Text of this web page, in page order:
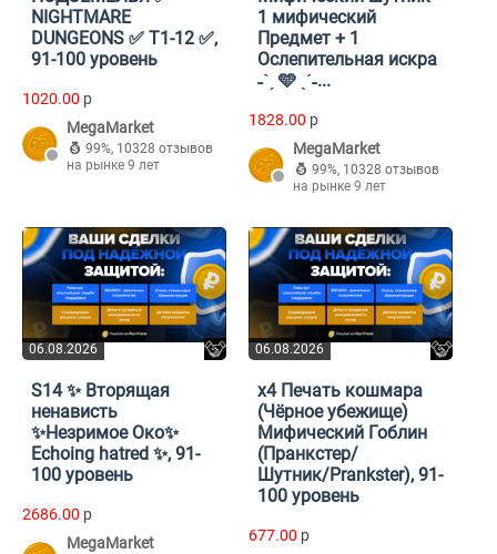
NIGHTMARE
DUNGEONS ✅ T1-12 ✅,
91-100 уровень
1020.00 p
MegaMarket
99%, 10328 отзывов
на рынке 9 лет
1 мифический
Предмет + 1
Ослепительная искра
˗ˋˏ 🩵 ˎˊ˗...
1828.00 p
MegaMarket
99%, 10328 отзывов
на рынке 9 лет
06.08.2026
S14 ✨ Вторящая
ненависть
✨Незримое Око✨
Echoing hatred ✨, 91-
100 уровень
2686.00 p
MegaMarket
06.08.2026
x4 Печать кошмара
(Чёрное убежище)
Мифический Гоблин
(Пранкстер/
Шутник/Prankster), 91-
100 уровень
677.00 p